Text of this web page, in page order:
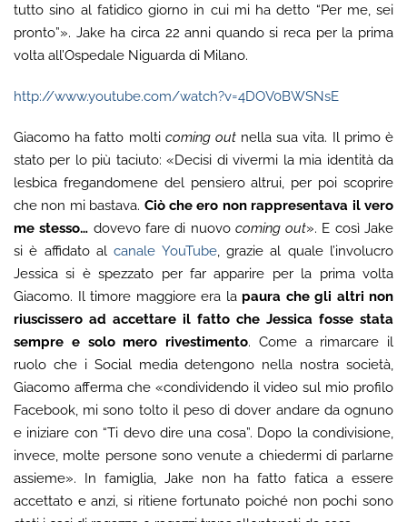
tutto sino al fatidico giorno in cui mi ha detto “Per me, sei
pronto”». Jake ha circa 22 anni quando si reca per la prima
volta all’Ospedale Niguarda di Milano.
http://www.youtube.com/watch?v=4DOV0BWSNsE
Giacomo ha fatto molti coming outnella sua vita. Il primo è
stato per lo più taciuto: «Decisi di vivermi la mia identità da
lesbica fregandomene del pensiero altrui, per poi scoprire
che non mi bastava. Ciò che ero non rappresentava il vero
me stesso… dovevo fare di nuovo coming out». E così Jake
si è affidato alcanale YouTube, grazie al quale l’involucro
Jessica si è spezzato per far apparire per la prima volta
Giacomo. Il timore maggiore era la paura che gli altri non
riuscissero ad accettare il fatto che Jessica fosse stata
sempre e solo mero rivestimento. Come a rimarcare il
ruolo che i Social media detengono nella nostra società,
Giacomo afferma che «condividendo il video sul mio profilo
Facebook, mi sono tolto il peso di dover andare da ognuno
e iniziare con “Ti devo dire una cosa”. Dopo la condivisione,
invece, molte persone sono venute a chiedermi di parlarne
assieme». In famiglia, Jake non ha fatto fatica a essere
accettato e anzi, si ritiene fortunato poiché non pochi sono